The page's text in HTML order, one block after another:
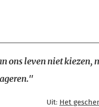
ons leven niet kiezen,
Uit: Het